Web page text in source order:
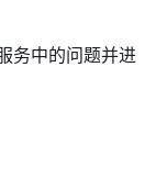
务中的问题并进